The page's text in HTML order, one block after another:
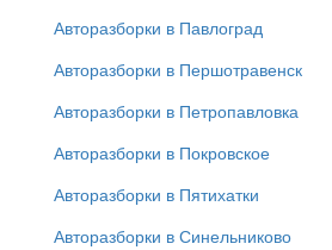
Авторазборки в Павлоград
Авторазборки в Першотравенск
Авторазборки в Петропавловка
Авторазборки в Покровское
Авторазборки в Пятихатки
Авторазборки в Синельниково